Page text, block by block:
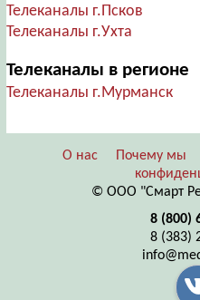
Телеканалы г.Псков
Телеканалы г.Ухта
Телеканалы в регионе
Телеканалы г.Мурманск
О нас Почему мы
© ООО "Смарт
8 (800)
8 (383)